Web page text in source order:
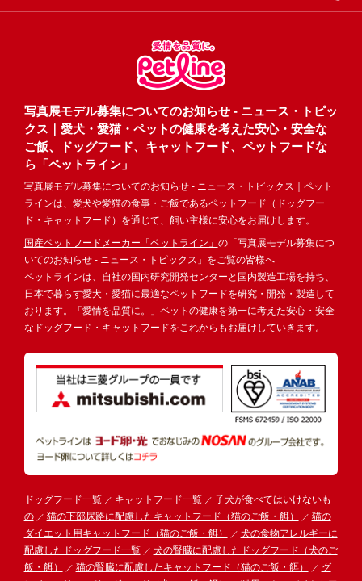
写真展モデル募集についてのお知らせ - ニュース・トピッ
クス｜愛犬・愛猫・ペットの健康を考えた安心・安全な
ご飯、ドッグフード、キャットフード、ペットフードな
ら「ペットライン」
写真展モデル募集についてのお知らせ - ニュース・トピックス｜ペット
ラインは、愛犬や愛猫の食事・ご飯であるペットフード（ドッグフー
ド・キャットフード）を通じて、飼い主様に安心をお届けします。
国産ペットフードメーカー「ペットライン」 の「写真展モデル募集につ
いてのお知らせ - ニュース・トピックス」をご覧の皆様へ
ペットラインは、自社の国内研究開発センターと国内製造工場を持ち、
日本で暮らす愛犬・愛猫に最適なペットフードを研究・開発・製造して
おります。「愛情を品質に。」ペットの健康を第一に考えた安心・安全
なドッグフード・キャットフードをこれからもお届けしていきます。
ドッグフード一覧 キャットフード一覧
子犬が食べてはいけないも
の
猫の下部尿路に配慮したキャットフード（猫のご飯・餌）
猫の
ダイエット用キャットフード（猫のご飯・餌）
犬の食物アレルギーに
配慮したドッグフード一覧
犬の腎臓に配慮したドッグフード（犬のご
飯・餌）
猫の腎臓に配慮したキャットフード（猫のご飯・餌）
グ